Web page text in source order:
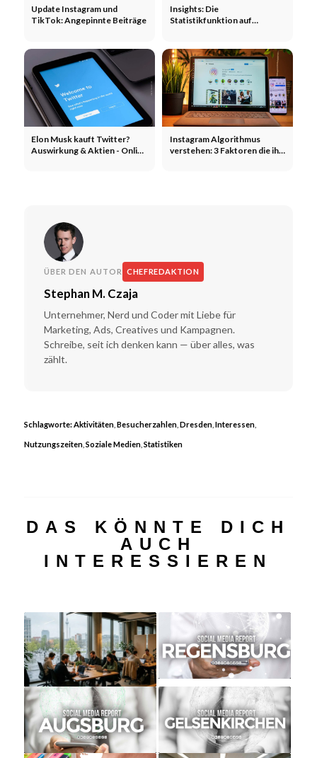
Update Instagram und
TikTok: Angepinnte Beiträge
Insights: Die
Statistikfunktion auf
Elon Musk kauft Twitter?
Auswirkung & Aktien - Online
Instagram Algorithmus
verstehen: 3 Faktoren die ihn
ÜBER DEN AUTOR CHEFREDAKTION
Stephan M. Czaja
Unternehmer, Nerd und Coder mit Liebe für
Marketing, Ads, Creatives und Kampagnen.
Schreibe, seit ich denken kann — über alles, was
zählt.
Schlagworte:Aktivitäten, Besucherzahlen, Dresden, Interessen,
Nutzungszeiten, Soziale Medien, Statistiken
DAS KÖNNTE DICH
AUCH
INTERESSIEREN